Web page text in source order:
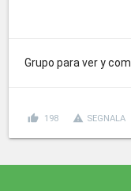
Grupo para ver y
thumb_up 198 report_problem SEGNALA